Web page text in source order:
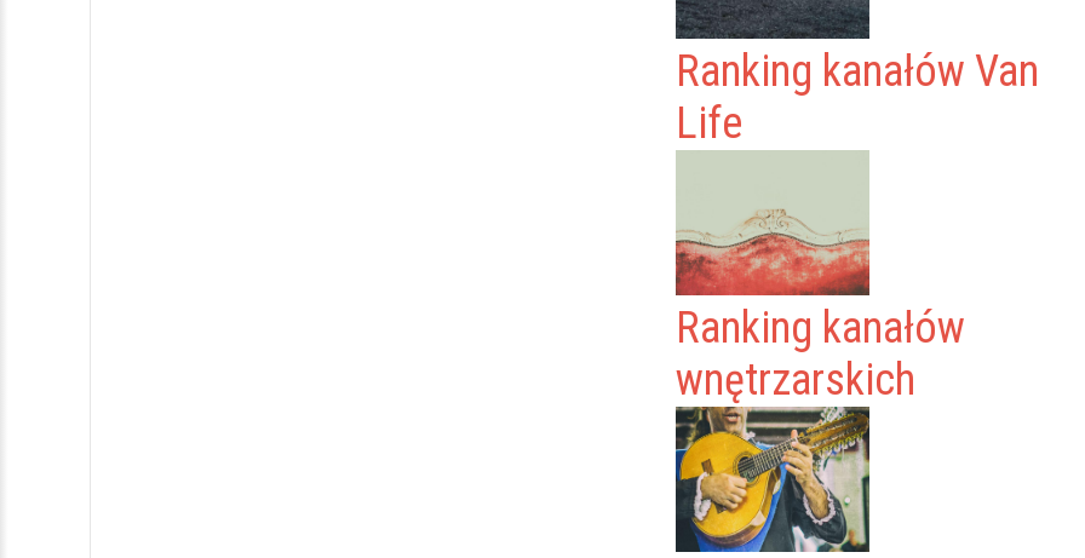
Ranking kanałów Van
Life
Ranking kanałów
wnętrzarskich